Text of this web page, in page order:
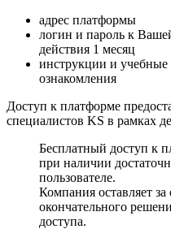
адрес платформы
логин и пароль к
действия 1 месяц
инструкции и учебные
ознакомления
Доступ к платформе
специалистов KS в рамках
Бесплатный доступ к
при наличии
пользователе.
Компания оставляет за
окончательного
доступа.